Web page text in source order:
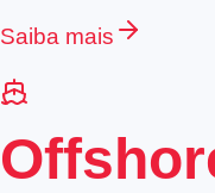
Saiba mais